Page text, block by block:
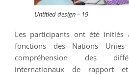
Untitled design – 19
Les participants ont été initiés
fonctions des Nations
compréhension des
internationaux de rapport